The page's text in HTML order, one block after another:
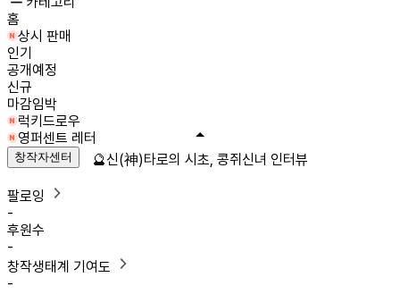
홈
상시 판매
인기
공개예정
신규
마감임박
럭키드로우
영퍼센트 레터
창작자센터
팔로잉
-
후원수
-
창작생태계 기여도
-
🔮신(神)타로의 시초, 콩쥐신녀 인터뷰